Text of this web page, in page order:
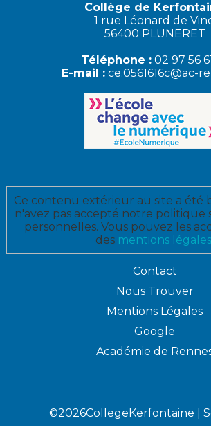
Collège de
1 rue Léonard de
56400 PLUNERET
Téléphone : 02 97 56
E-mail : ce.0561616c@ac-
Ce contenu extérieur au site a été
n'avez pas accepté notre politique
personnelles. Vous pouvez les
des mentions légales
Contact
Nous Trouver
Mentions Légales
Google
Académie de
©2026CollegeKerfontaine |